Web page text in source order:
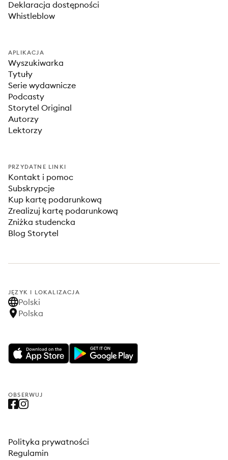
Deklaracja dostępności
Whistleblow
APLIKACJA
Wyszukiwarka
Tytuły
Serie wydawnicze
Podcasty
Storytel Original
Autorzy
Lektorzy
PRZYDATNE LINKI
Kontakt i pomoc
Subskrypcje
Kup kartę podarunkową
Zrealizuj kartę podarunkową
Zniżka studencka
Blog Storytel
JĘZYK I LOKALIZACJA
Polski
Polska
OBSERWUJ
Polityka prywatności
Regulamin